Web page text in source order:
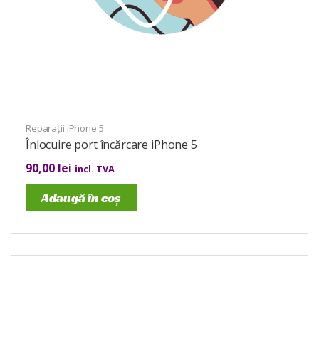
Reparații iPhone 5
Înlocuire port încărcare iPhone 5
90,00 lei incl. TVA
Adaugă în coș